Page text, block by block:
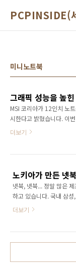
PCPINSIDE(
미니노트북
MSI 코리아가 12인치 노
시한다고 밝혔습니다. 이
U210은 미국 소비자 리뷰
저전력 프로세서인 유콘
하여 베터리 효율에 있어
주고 있습니다. 기존 노트
도 전력소비를 줄일수 있
최대 4시간까지 사용할수
U210은 해상도
더보기
노키아가 만든 넷
넷북, 넷북... 정말 많은
하고 있습니다. 국내 삼
노버, 에이서, 델, HP, 애
프로세서와 윈도우를 운
더보기